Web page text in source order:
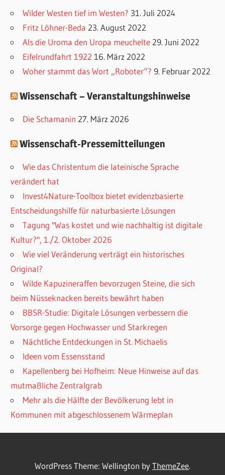
n
Wilder Westen tief im Westen? 31. Juli 2024
Fritz Löhner-Beda 23. August 2022
Als die Uroma den Uropa meuchelte 29. Juni 2022
Eifelrundfahrt 1922 16. März 2022
Woher stammt das Wort „Roboter“? 9. Februar 2022
Wissenschaft – Veranstaltungshinweise
Die Schamanin 27. März 2026
Wissenschaft-Pressemitteilungen
Wie das Christentum die lateinische Sprache
verändert hat
Invest4Nature-Toolbox bietet evidenzbasierte
Entscheidungshilfe für naturbasierte Lösungen
Tagung "Was kostet und wie nachhaltig ist digitale
Kultur?", 1./2. Oktober 2026
Wie viel Veränderung verträgt ein historisches
Original?
Wilde Kapuzineraffen bevorzugen Steine, die sich
beim Nüsseknacken bereits bewährt haben
BBSR-Studie: Digitale Lösungen verbessern die
Vorsorge gegen Hochwasser und Starkregen
Nächtliche Entdeckungen in St. Michaelis
Ideen vom Essensstand
Kapellenberg bei Hofheim: Neue Hinweise auf das
mutmaßliche Zentralgrab
Mehr als die Hälfte der Bevölkerung lebt in
Kommunen mit abgeschlossenem Wärmeplan
WordPress Theme: Wellington byThemeZee.